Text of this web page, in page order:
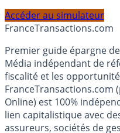
profil et horizon de
FranceTransactions.com
Premier guide épargne de
Média indépendant de
fiscalité et les
FranceTransactions.com
Online) est 100%